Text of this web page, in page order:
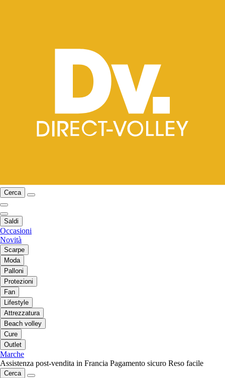
Cerca
Saldi
Occasioni
Novità
Scarpe
Moda
Palloni
Protezioni
Fan
Lifestyle
Attrezzatura
Beach volley
Cure
Outlet
Marche
Assistenza post-vendita in Francia Pagamento sicuro Reso facile
Cerca